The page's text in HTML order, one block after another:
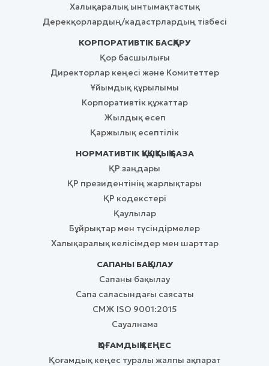
Халықаралық ынтымақтастық
Дерекқорлардың/кадастрлардың тізбесі
КОРПОРАТИВТІК БАСҚАРУ
Қор басшылығы
Директорлар кеңесі және Комитеттер
Ұйымдық құрылымы
Корпоративтік құжаттар
Жылдық есеп
Қаржылық есептілік
НОРМАТИВТІК ҚҰҚЫҚТЫҚ БАЗА
ҚР заңдары
ҚР президентінің жарлықтары
ҚР кодекстері
Қаулылар
Бұйрықтар мен түсіндірмелер
Халықаралық келісімдер мен шарттар
САПАНЫ БАҚЫЛАУ
Сапаны бақылау
Сапа саласындағы саясаты
СМЖ ISO 9001:2015
Сауалнама
ҚОҒАМДЫҚ КЕҢЕС
Қоғамдық кеңес туралы жалпы ақпарат